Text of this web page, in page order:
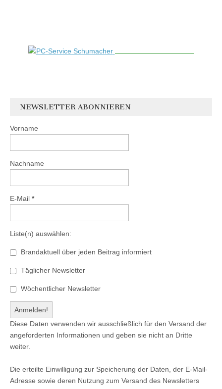
NEWSLETTER ABONNIEREN
Vorname
Nachname
E-Mail *
Liste(n) auswählen:
Brandaktuell über jeden Beitrag informiert
Täglicher Newsletter
Wöchentlicher Newsletter
Diese Daten verwenden wir ausschließlich für den Versand der
angeforderten Informationen und geben sie nicht an Dritte
weiter.
Die erteilte Einwilligung zur Speicherung der Daten, der E-Mail-
Adresse sowie deren Nutzung zum Versand des Newsletters